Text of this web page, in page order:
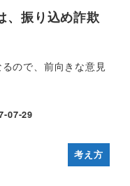
、振り込め詐欺
ので、前向きな意見
07-29
考え方